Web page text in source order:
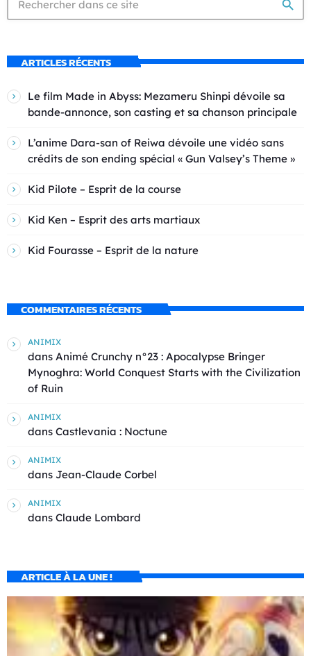
search
ARTICLES RÉCENTS
Le film Made in Abyss: Mezameru Shinpi dévoile sa
bande-annonce, son casting et sa chanson principale
L’anime Dara-san of Reiwa dévoile une vidéo sans
crédits de son ending spécial « Gun Valsey’s Theme »
Kid Pilote – Esprit de la course
Kid Ken – Esprit des arts martiaux
Kid Fourasse – Esprit de la nature
COMMENTAIRES RÉCENTS
ANIMIX
dans Animé Crunchy n°23 : Apocalypse Bringer
Mynoghra: World Conquest Starts with the Civilization
of Ruin
ANIMIX
dans Castlevania : Noctune
ANIMIX
dans Jean-Claude Corbel
ANIMIX
dans Claude Lombard
ARTICLE À LA UNE !